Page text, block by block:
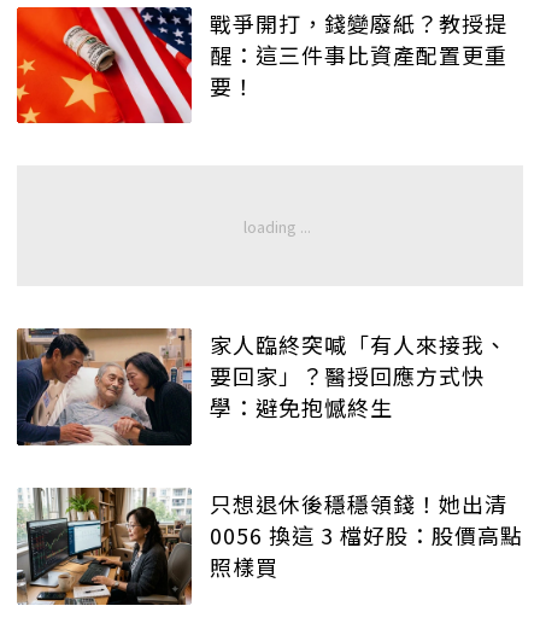
戰爭開打，錢變廢紙？教授提
醒：這三件事比資產配置更重
要！
家人臨終突喊「有人來接我、
要回家」？醫授回應方式快
學：避免抱憾終生
只想退休後穩穩領錢！她出清
0056 換這 3 檔好股：股價高點
照樣買